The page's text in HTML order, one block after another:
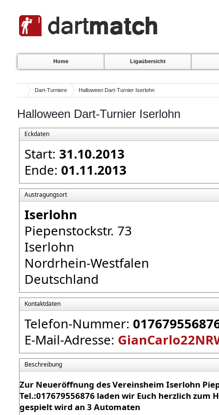
Home Ligaübersicht
Dart-Turniere Halloween Dart-Turnier Iserlohn
Halloween Dart-Turnier Iserlohn
Eckdaten
Start: 31.10.2013
Ende: 01.11.2013
Austragungsort
Iserlohn
Piepenstockstr. 73
Iserlohn
Nordrhein-Westfalen
Deutschland
Kontaktdaten
Telefon-Nummer:
E-Mail-Adresse:
Beschreibung
Zur Neueröffnung des Vereinsheim Iserlohn
Tel.:017679556876 laden wir Euch herzlich zum
gespielt wird an 3 Automaten